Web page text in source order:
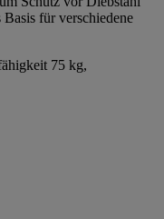
für verschiedene
75 kg,